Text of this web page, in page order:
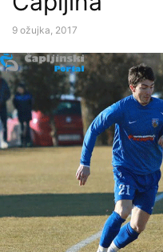
9 ožujka, 2017